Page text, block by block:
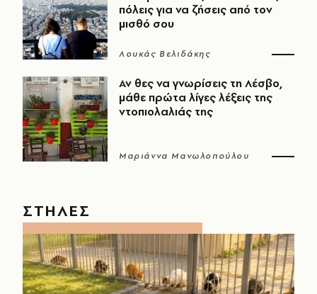
πόλεις για να ζήσεις από τον
μισθό σου
Λουκάς Βελιδάκης
Αν θες να γνωρίσεις τη Λέσβο,
μάθε πρώτα λίγες λέξεις της
ντοπιολαλιάς της
Μαριάννα Μανωλοπούλου
ΣΤΗΛΕΣ